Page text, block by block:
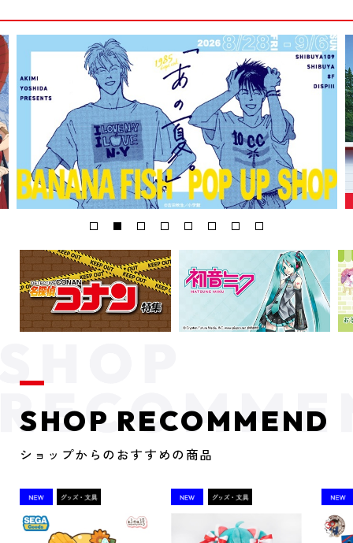
SHOP RECOMMEND
ショップからのおすすめの商品